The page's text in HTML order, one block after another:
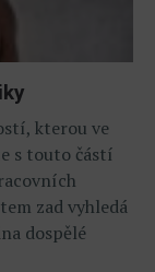
kterou ve
s touto částí
zad vyhledá
dospělé